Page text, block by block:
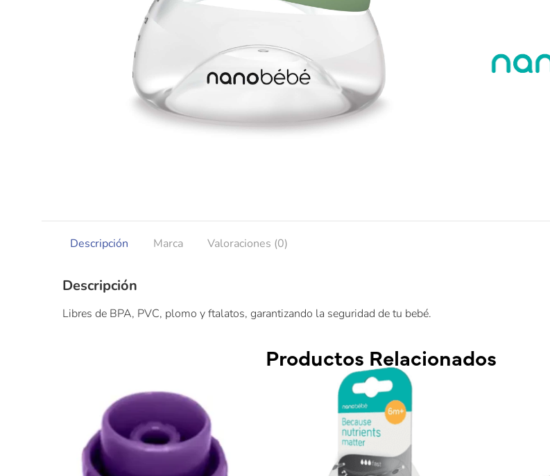
Descripción Marca Valoraciones (0)
Descripción
Libres de BPA, PVC, plomo y ftalatos, garantizando la seguridad de tu bebé.
Productos Relacionados